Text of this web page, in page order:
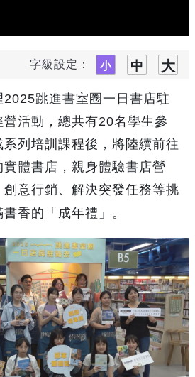
字級設定：
跳進書室圈一日書店駐
活動，總共有20名學生參
列培訓課程後，將陸續前往
體書店，親身體驗書店營
意行銷、解決突發任務等挑
香的「成年禮」。